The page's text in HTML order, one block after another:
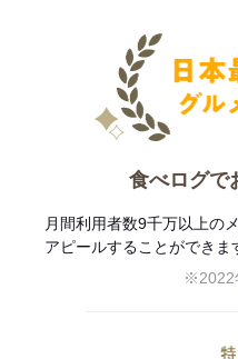
食べログで
月間利用者数9千万以上の
アピールすることができま
※2022